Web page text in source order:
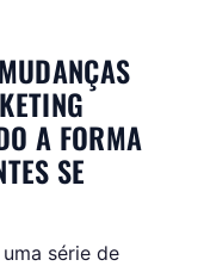
A FORMA
SE
série de